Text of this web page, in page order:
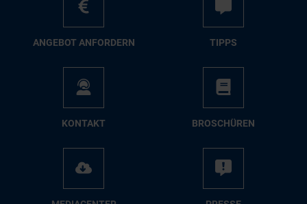
AN­GE­BOT AN­FOR­DERN TIPPS
KON­TAKT BRO­SCHÜ­REN